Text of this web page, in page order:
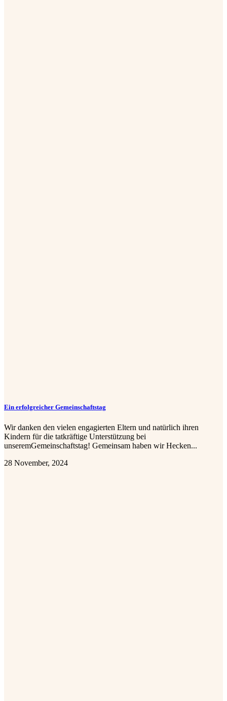
Ein erfolgreicher Gemeinschaftstag
Wir danken den vielen engagierten Eltern und natürlich ihren
Kindern für die tatkräftige Unterstützung bei
unseremGemeinschaftstag! Gemeinsam haben wir Hecken...
28 November, 2024